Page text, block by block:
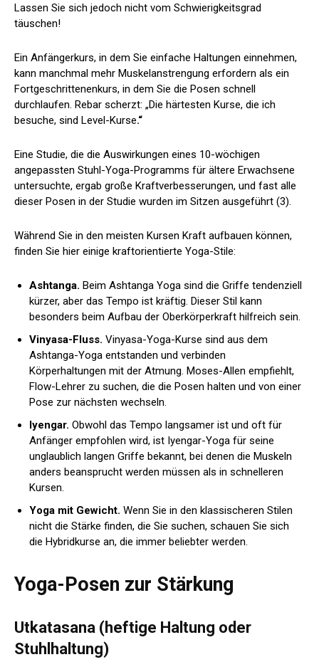
Lassen Sie sich jedoch nicht vom Schwierigkeitsgrad
täuschen!
Ein Anfängerkurs, in dem Sie einfache Haltungen einnehmen,
kann manchmal mehr Muskelanstrengung erfordern als ein
Fortgeschrittenenkurs, in dem Sie die Posen schnell
durchlaufen. Rebar scherzt: „Die härtesten Kurse, die ich
besuche, sind Level-Kurse.“
Eine Studie, die die Auswirkungen eines 10-wöchigen
angepassten Stuhl-Yoga-Programms für ältere Erwachsene
untersuchte, ergab große Kraftverbesserungen, und fast alle
dieser Posen in der Studie wurden im Sitzen ausgeführt (3).
Während Sie in den meisten Kursen Kraft aufbauen können,
finden Sie hier einige kraftorientierte Yoga-Stile:
Ashtanga. Beim Ashtanga Yoga sind die Griffe tendenziell
kürzer, aber das Tempo ist kräftig. Dieser Stil kann
besonders beim Aufbau der Oberkörperkraft hilfreich sein.
Vinyasa-Fluss. Vinyasa-Yoga-Kurse sind aus dem
Ashtanga-Yoga entstanden und verbinden
Körperhaltungen mit der Atmung. Moses-Allen empfiehlt,
Flow-Lehrer zu suchen, die die Posen halten und von einer
Pose zur nächsten wechseln.
Iyengar. Obwohl das Tempo langsamer ist und oft für
Anfänger empfohlen wird, ist Iyengar-Yoga für seine
unglaublich langen Griffe bekannt, bei denen die Muskeln
anders beansprucht werden müssen als in schnelleren
Kursen.
Yoga mit Gewicht. Wenn Sie in den klassischeren Stilen
nicht die Stärke finden, die Sie suchen, schauen Sie sich
die Hybridkurse an, die immer beliebter werden.
Yoga-Posen zur Stärkung
Utkatasana (heftige Haltung oder
Stuhlhaltung)